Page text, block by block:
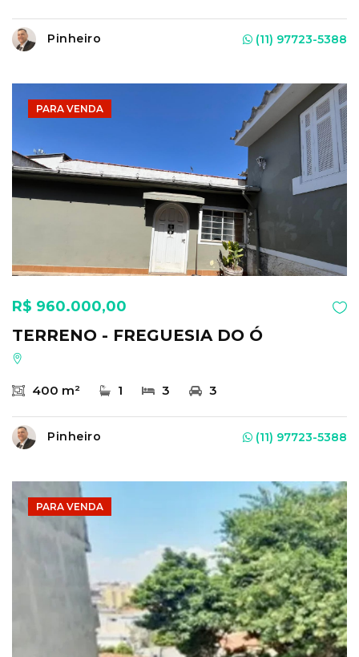
Pinheiro (11) 97723-5388
PARA VENDA
R$ 960.000,00
TERRENO - FREGUESIA DO Ó
400 m² 1 3 3
Pinheiro (11) 97723-5388
PARA VENDA